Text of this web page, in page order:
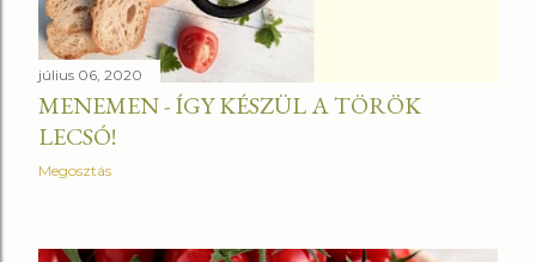
július 06, 2020
MENEMEN - ÍGY KÉSZÜL A TÖRÖK
LECSÓ!
Megosztás